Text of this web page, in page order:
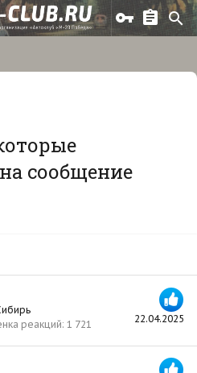
сообщение
22.04.2025
реакций 1 721